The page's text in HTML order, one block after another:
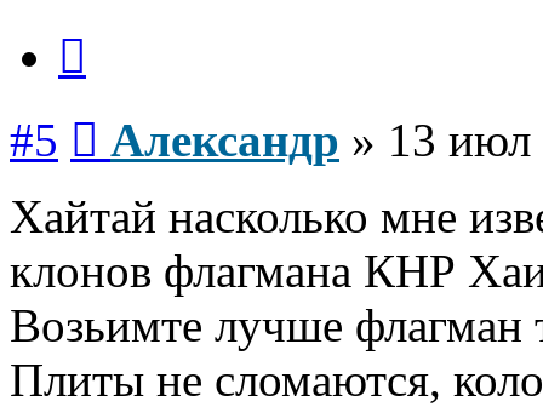
#5 Александр » 13 июл
Хайтай насколько мне
клонов флагмана КНР
Возьимте лучше флагман
Плиты не сломаются,